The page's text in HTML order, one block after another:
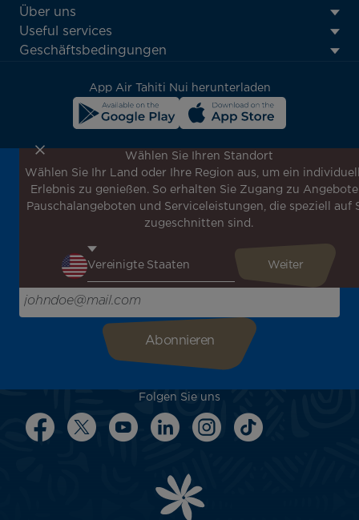
ATN:
Footer
menu
Über uns
Useful services
Geschäftsbedingungen
App Air Tahiti Nui herunterladen
Melden Sie sich für unseren Newsletter an, um die
neuesten Nachrichten zu erhalten!
Erhalten Sie unsere verschiedenen Sonderangebote und
Aktionen vor allen anderen, entdecken Sie unsere
inspirieren!
Bitte geben Sie hier Ihre E-Mail-Adresse ein
Folgen Sie uns
Wählen Sie Ihren Standort
Wählen Sie Ihr Land oder Ihre Region aus, um ein
Erlebnis zu genießen. So erhalten Sie Zugang zu
Pauschalangeboten und Serviceleistungen, die speziell auf
zugeschnitten sind.